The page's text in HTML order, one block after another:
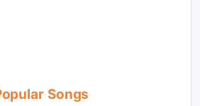
Songs